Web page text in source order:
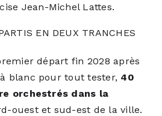
Jean-Michel Lattes.
EN DEUX TRANCHES
départ fin 2028 après
blanc pour tout tester, 40
orchestrés dans la
ouest et sud-est de la ville.